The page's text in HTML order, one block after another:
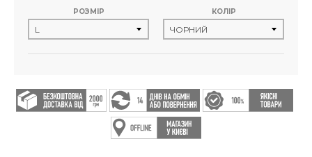
РОЗМІР КОЛІР